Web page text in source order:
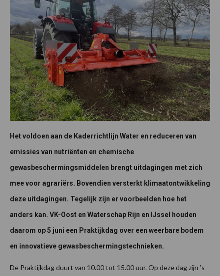
Het voldoen aan de Kaderrichtlijn Water en reduceren van
emissies van nutriënten en chemische
gewasbeschermingsmiddelen brengt uitdagingen met zich
mee voor agrariërs. Bovendien versterkt klimaatontwikkeling
deze uitdagingen. Tegelijk zijn er voorbeelden hoe het
anders kan. VK-Oost en Waterschap Rijn en IJssel houden
daarom op 5 juni een Praktijkdag over een weerbare bodem
en innovatieve gewasbeschermingstechnieken.
De Praktijkdag duurt van 10.00 tot 15.00 uur. Op deze dag zijn ’s